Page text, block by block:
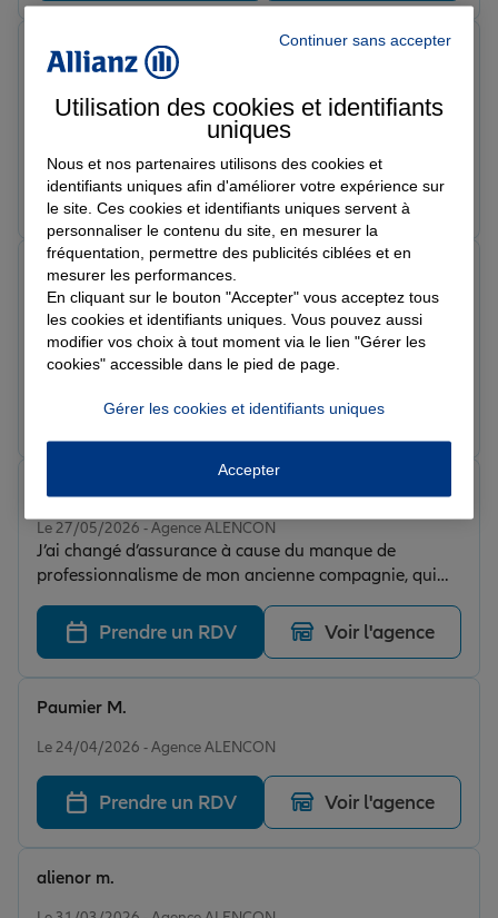
Note de 5 sur 5
Je remercie l’agence allianz Lara qui est très
professionnelle Thomas et toute l’équipe. Je
recommande cette assurance car ils sont très
professionnels et dès que vous avez un problème il le
règle rapidement.
AMBLARD F.
Prendre un RDV Voir l'agence
Le 29/05/2026 - Agence ALENCON
Très satisfait des services de cette agence d’assurance.
L’accueil est chaleureux, les conseils sont clairs et les
clients. Un grand merci à Lara pour son
Nour A.
Prendre un RDV Voir l'agence
Le 27/05/2026 - Agence ALENCON
J’ai changé d’assurance à cause du manque de
professionnalisme de mon ancienne compagnie, qui
rendait mon quotidien vraiment compliqué. J’ai alors
découvert Allianz, et plus particulièrement Lara, qui a
été d’une écoute, d’une patience et d’une gentillesse
incroyables. Elle a su comprendre ma situation et a
pris le temps de chercher les solutions les plus
assez pour tout ce qu’elle a fait. Je recommande cette
assurance les yeux fermés !
Prendre un RDV Voir l'agence
Le 24/04/2026 - Agence ALENCON
Paumier M.
Prendre un RDV Voir l'agence
alienor m.
Continuer sans accepter
Utilisation des cookies et identifiants
uniques
Nous et nos partenaires utilisons des cookies et
identifiants uniques afin d'améliorer votre expérience sur
le site. Ces cookies et identifiants uniques servent à
personnaliser le contenu du site, en mesurer la
fréquentation, permettre des publicités ciblées et en
mesurer les performances.
En cliquant sur le bouton "Accepter" vous acceptez tous
les cookies et identifiants uniques. Vous pouvez aussi
modifier vos choix à tout moment via le lien "Gérer les
cookies" accessible dans le pied de page.
Gérer les cookies et identifiants uniques
Accepter